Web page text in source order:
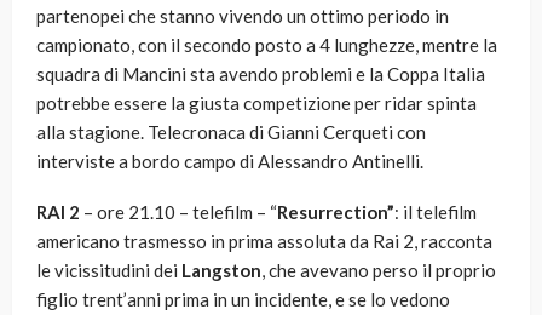
partenopei che stanno vivendo un ottimo periodo in
campionato, con il secondo posto a 4 lunghezze, mentre la
squadra di Mancini sta avendo problemi e la Coppa Italia
potrebbe essere la giusta competizione per ridar spinta
alla stagione. Telecronaca di Gianni Cerqueti con
interviste a bordo campo di Alessandro Antinelli.
RAI 2 – ore 21.10 – telefilm – “Resurrection”: il telefilm
americano trasmesso in prima assoluta da Rai 2, racconta
le vicissitudini dei Langston, che avevano perso il proprio
figlio trent’anni prima in un incidente, e se lo vedono